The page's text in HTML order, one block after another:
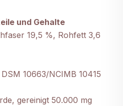
und Gehalte
19,5 %, Rohfett 3,6
10663/NCIMB 10415
gereinigt 50.000 mg